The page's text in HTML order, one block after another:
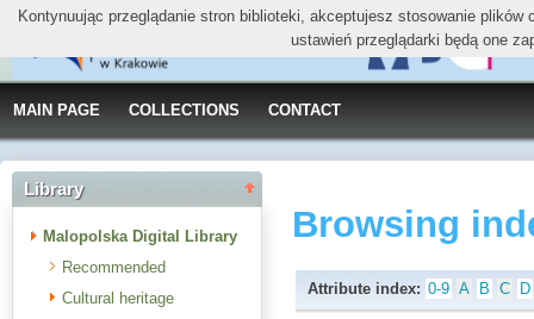
MAIN PAGE COLLECTIONS CONTACT
Library
Malopolska Digital Library
Recommended
Cultural heritage
Browsing
Attribute index: 0-9 A B C D
Kontynuując przeglądanie stron biblioteki, akceptujesz stosowanie
ustawień przeglądarki będą one